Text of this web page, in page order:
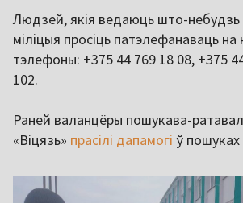
Людзей, якія ведаюць што-небудзь
міліцыя просіць патэлефанаваць на
тэлефоны: +375 44 769 18 08, +375
102.
Раней валанцёры пошукава-
«Віцязь» прасілі дапамогі ў пошуках